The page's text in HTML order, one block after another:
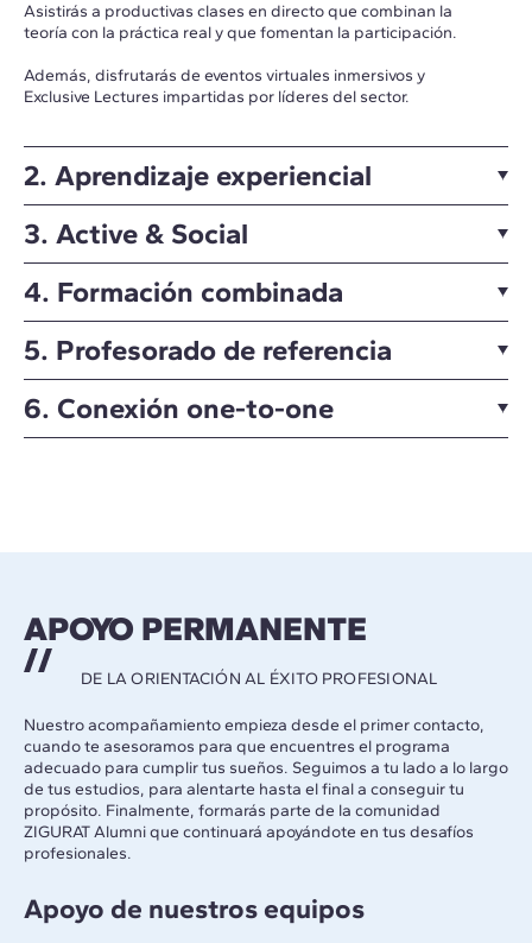
Asistirás a productivas clases en directo que combinan la
teoría con la práctica real y que fomentan la participación.
Además, disfrutarás de eventos virtuales inmersivos y
Exclusive Lectures impartidas por líderes del sector.
2. Aprendizaje experiencial
3. Active & Social
4. Formación combinada
5. Profesorado de referencia
6. Conexión one-to-one
APOYO PERMANENTE
DE LA ORIENTACIÓN AL ÉXITO PROFESIONAL
Nuestro acompañamiento empieza desde el primer contacto,
cuando te asesoramos para que encuentres el programa
adecuado para cumplir tus sueños. Seguimos a tu lado a lo largo
de tus estudios, para alentarte hasta el final a conseguir tu
propósito. Finalmente, formarás parte de la comunidad
ZIGURAT Alumni que continuará apoyándote en tus desafíos
profesionales.
Apoyo de nuestros equipos